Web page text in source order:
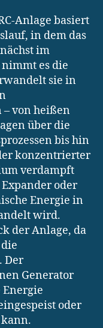
Anlage basiert
in dem das
im
es die
sie in
von heißen
über die
bis hin
konzentrierter
verdampft
oder
Energie in
wird.
der Anlage, da
Der
Generator
oder